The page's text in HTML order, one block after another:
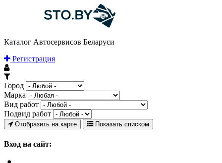
Каталог Автосервисов Беларуси
Регистрация
Город
Марка
Вид работ
Подвид работ
Отобразить на карте Показать списком
Вход на сайт: